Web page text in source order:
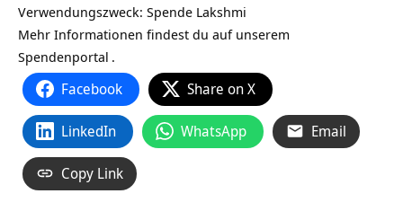
Verwendungszweck: Spende Lakshmi
Mehr Informationen findest du auf unserem
Spendenportal .
Facebook Share on X
LinkedIn WhatsApp Email
Copy Link